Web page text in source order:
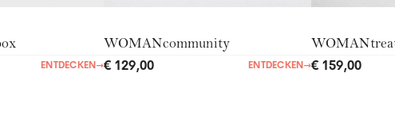
ENTDECKEN→
WOMANcommunity
€ 129,00 ENTDECKEN→€ 159,00